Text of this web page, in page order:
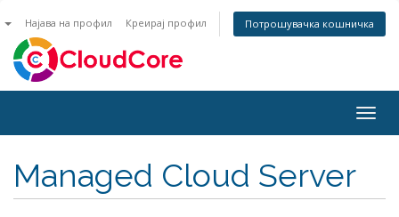
Најава на профил Креирај профил Потрошувачка кошничка
Managed Cloud Server